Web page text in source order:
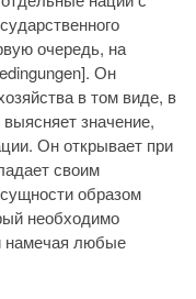
очередь, на
Он
в том виде, в
значение,
Он открывает при
своим
образом
необходимо
намечая любые